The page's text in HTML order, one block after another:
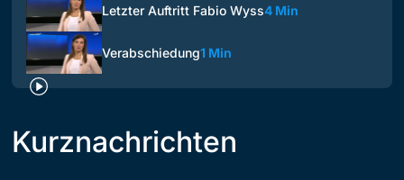
Letzter Auftritt Fabio Wyss4 Min
Verabschiedung1 Min
Kurznachrichten